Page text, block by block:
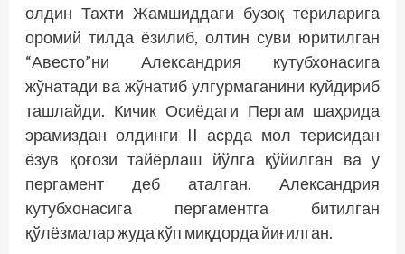
олдин Тахти Жамшиддаги бузоқ териларига
оромий тилда ёзилиб, олтин суви юритилган
“Авесто”ни Александрия кутубхонасига
жўнатади ва жўнатиб улгурмаганини куйдириб
ташлайди. Кичик Осиёдаги Пергам шаҳрида
эрамиздан олдинги II асрда мол терисидан
ёзув қоғози тайёрлаш йўлга қўйилган ва у
пергамент деб аталган. Александрия
кутубхонасига пергаментга битилган
қўлёзмалар жуда кўп миқдорда йиғилган.